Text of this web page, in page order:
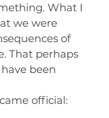
What I
we were
of
That perhaps
been
official: